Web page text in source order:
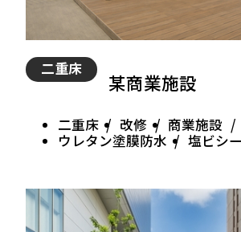
二重床
某商業施設
二重床 改修
商業施設
ウレタン塗膜防水
塩ビシ